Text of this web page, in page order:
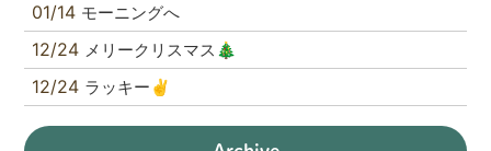
01/14 モーニングへ
12/24 メリークリスマス🎄
12/24 ラッキー✌️